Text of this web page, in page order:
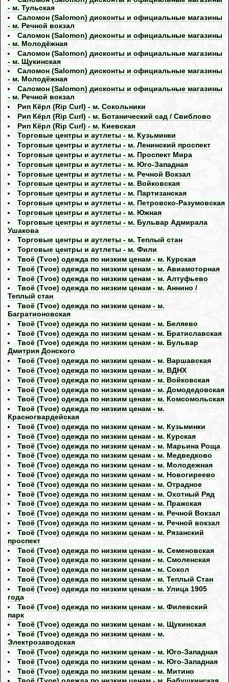
- м. Тульская
Саломон (Salomon) дисконты и официальные магазины
- м. Речной вокзал
Саломон (Salomon) дисконты и официальные магазины
- м. Молодёжная
Саломон (Salomon) дисконты и официальные магазины
- м. Щукинская
Саломон (Salomon) дисконты и официальные магазины
- м. Молодёжная
Саломон (Salomon) дисконты и официальные магазины
- м. Речной вокзал
Рип Кёрл (Rip Curl) - м. Сокольники
Рип Кёрл (Rip Curl) - м. Ботанический сад / Свиблово
Рип Кёрл (Rip Curl) - м. Киевская
Торговые центры и аутлеты - м. Кузьминки
Торговые центры и аутлеты - м. Ленинский проспект
Торговые центры и аутлеты - м. Проспект Мира
Торговые центры и аутлеты - м. Юго-Западная
Торговые центры и аутлеты - м. Речной Вокзал
Торговые центры и аутлеты - м. Войковская
Торговые центры и аутлеты - м. Партизанская
Торговые центры и аутлеты - м. Петровско-Разумовская
Торговые центры и аутлеты - м. Южная
Торговые центры и аутлеты - м. Бульвар Адмирала
Ушакова
Торговые центры и аутлеты - м. Теплый стан
Торговые центры и аутлеты - м. Фили
Твоё (Tvoe) одежда по низким ценам - м. Курская
Твоё (Tvoe) одежда по низким ценам - м. Авиамоторная
Твоё (Tvoe) одежда по низким ценам - м. Алтуфьево
Твоё (Tvoe) одежда по низким ценам - м. Аннино /
Теплый стан
Твоё (Tvoe) одежда по низким ценам - м.
Багратионовская
Твоё (Tvoe) одежда по низким ценам - м. Беляево
Твоё (Tvoe) одежда по низким ценам - м. Братиславская
Твоё (Tvoe) одежда по низким ценам - м. Бульвар
Дмитрия Донского
Твоё (Tvoe) одежда по низким ценам - м. Варшавская
Твоё (Tvoe) одежда по низким ценам - м. ВДНХ
Твоё (Tvoe) одежда по низким ценам - м. Войковская
Твоё (Tvoe) одежда по низким ценам - м. Домодедовская
Твоё (Tvoe) одежда по низким ценам - м. Комсомольская
Твоё (Tvoe) одежда по низким ценам - м.
Красногвардейская
Твоё (Tvoe) одежда по низким ценам - м. Кузьминки
Твоё (Tvoe) одежда по низким ценам - м. Курская
Твоё (Tvoe) одежда по низким ценам - м. Марьина Роща
Твоё (Tvoe) одежда по низким ценам - м. Медведково
Твоё (Tvoe) одежда по низким ценам - м. Молодежная
Твоё (Tvoe) одежда по низким ценам - м. Новогиреево
Твоё (Tvoe) одежда по низким ценам - м. Отрадное
Твоё (Tvoe) одежда по низким ценам - м. Охотный Ряд
Твоё (Tvoe) одежда по низким ценам - м. Пражская
Твоё (Tvoe) одежда по низким ценам - м. Речной Вокзал
Твоё (Tvoe) одежда по низким ценам - м. Речной вокзал
Твоё (Tvoe) одежда по низким ценам - м. Рязанский
проспект
Твоё (Tvoe) одежда по низким ценам - м. Семеновская
Твоё (Tvoe) одежда по низким ценам - м. Смоленская
Твоё (Tvoe) одежда по низким ценам - м. Сокол
Твоё (Tvoe) одежда по низким ценам - м. Теплый Стан
Твоё (Tvoe) одежда по низким ценам - м. Улица 1905
года
Твоё (Tvoe) одежда по низким ценам - м. Филевский
парк
Твоё (Tvoe) одежда по низким ценам - м. Щукинская
Твоё (Tvoe) одежда по низким ценам - м.
Электрозаводская
Твоё (Tvoe) одежда по низким ценам - м. Юго-Западная
Твоё (Tvoe) одежда по низким ценам - м. Юго-Западная
Твоё (Tvoe) одежда по низким ценам - м. Митино